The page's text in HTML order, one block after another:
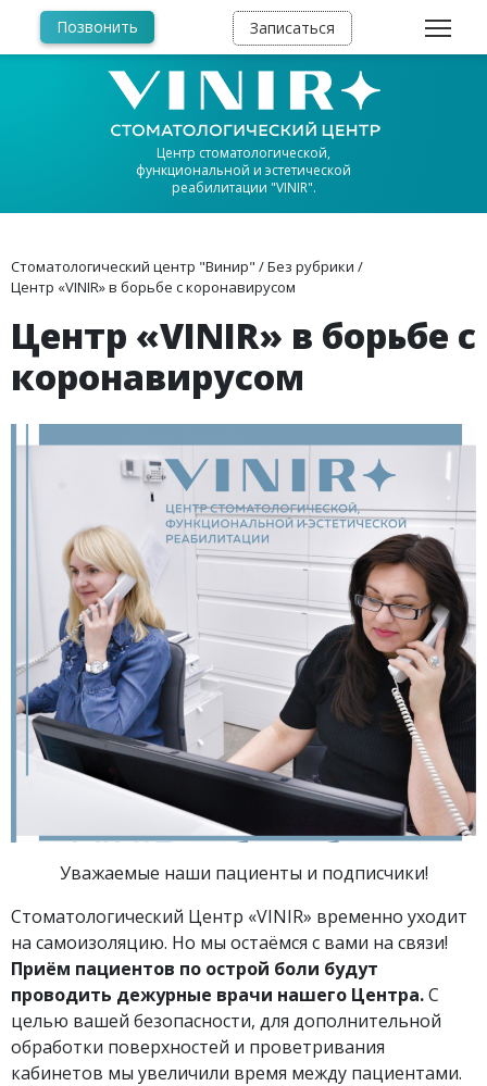
Позвонить Записаться
Центр стоматологической,
функциональной и эстетической
реабилитации "VINIR".
Стоматологический центр "Винир" /Без рубрики /
Центр «VINIR» в борьбе с коронавирусом
Центр «VINIR» в борьбе с
коронавирусом
Уважаемые наши пациенты и подписчики!
Стоматологический Центр «VINIR» временно уходит
на самоизоляцию. Но мы остаёмся с вами на связи!
Приём пациентов по острой боли будут
проводить дежурные врачи нашего Центра.С
целью вашей безопасности, для дополнительной
обработки поверхностей и проветривания
кабинетов мы увеличили время между пациентами.